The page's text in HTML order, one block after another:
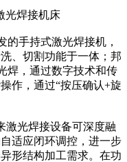
光焊接机床
手持式激光焊接机，
、切割功能于一体；邦
焊，通过数字技术和传
作，通过“按压确认+旋
光焊接设备可深度融
适应闭环调控，进一步
形结构加工需求。在功